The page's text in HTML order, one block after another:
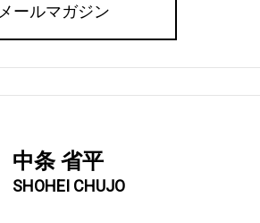
メールマガジン
中条 省平
SHOHEI CHUJO